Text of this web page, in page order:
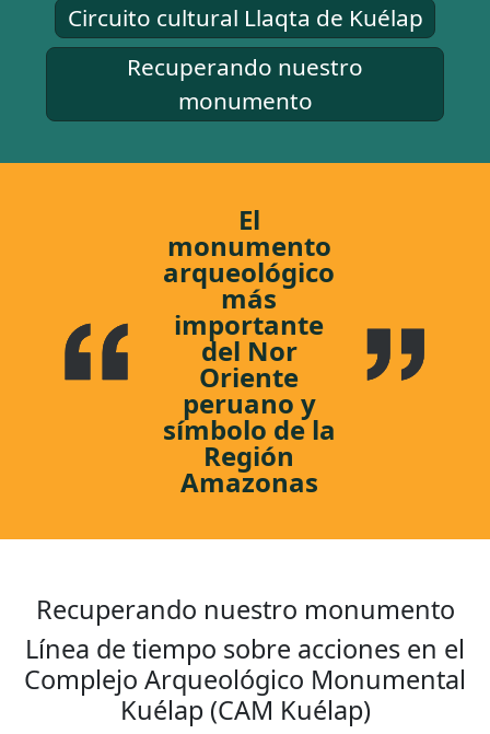
Circuito cultural Llaqta de Kuélap
Recuperando nuestro
monumento
El
monumento
arqueológico
más
importante
del Nor
Oriente
peruano y
símbolo de la
Región
Amazonas
Recuperando nuestro monumento
Línea de tiempo sobre acciones en el
Complejo Arqueológico Monumental
Kuélap (CAM Kuélap)